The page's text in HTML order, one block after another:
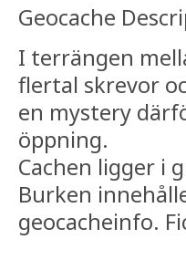
Geocache
I terrängen
flertal skrevor
en mystery
öppning.
Cachen ligger i
Burken
geocacheinfo.